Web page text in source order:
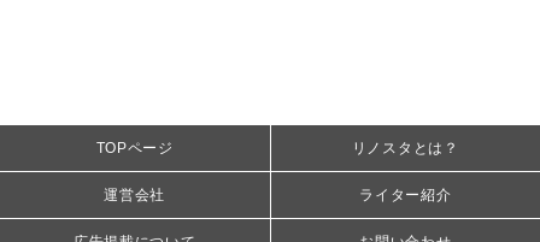
TOPページ リノスタとは？
運営会社 ライター紹介